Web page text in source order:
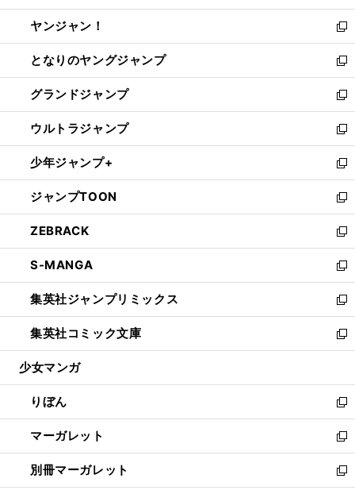
開
く
ウ
で
開
く
ウ
ィ
ン
ド
ウ
で
開
く
し
い
ウ
ィ
ン
ド
ウ
で
開
く
ヤンジャン！
新
し
い
ウ
ィ
ン
ド
ウ
で
開
く
となりのヤングジャンプ
新
し
い
ウ
ィ
ン
ド
ウ
で
開
く
グランドジャンプ
新
し
い
ウ
ィ
ン
ド
ウ
で
開
く
ウルトラジャンプ
新
し
い
ウ
ィ
ン
ド
ウ
で
開
く
少年ジャンプ+
新
し
い
ウ
ィ
ン
ド
ウ
で
開
く
ジャンプTOON
新
し
い
ウ
ィ
ン
ド
ウ
で
開
ZEBRACK
新
し
い
ウ
ィ
ン
ド
ウ
開
く
S-MANGA
新
し
い
ウ
ィ
ン
ウ
で
開
く
集英社ジャンプリミックス
新
し
い
ウ
ン
ド
ウ
で
開
く
集英社コミック文庫
新
し
ウ
ィ
ン
ド
ウ
で
開
少女マンガ
りぼん
新
し
い
ウ
ィ
マーガレット
新
し
い
別冊マーガレット
新